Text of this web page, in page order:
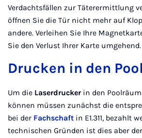
Verdachtsfällen zur Täterermittlung
öffnen Sie die Tür nicht mehr auf
andere. Verleihen Sie Ihre
Sie den Verlust Ihrer Karte umgehend.
Drucken in den
Um die Laserdruckerin den
können müssen zunächst die
bei der Fachschaft in E1.311, bezahlt
technischen Gründen ist dies aber